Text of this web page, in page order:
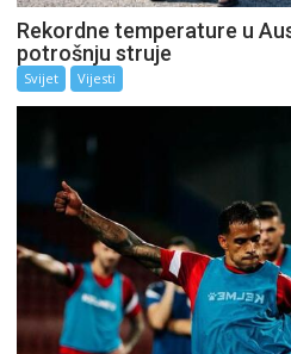
Rekordne temperature u
potrošnju struje
Svijet Vijesti